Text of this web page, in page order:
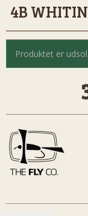
4B
Produktet er